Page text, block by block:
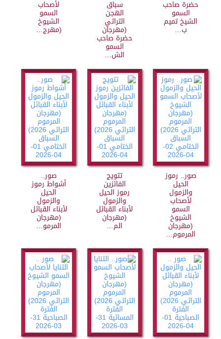
حضرة صاحب
السمو
الشيخ تميم
ب…
سباق
الهجن
التراثي
(مهرجان
حضرة صاحب
السمو
الش…
لأصحاب
السمو
الشيوخ
(مهرج…
صور.. رموز
الحيل
والزمول
لأصحاب
السمو
الشيوخ
(مهرجان
المرموم…
تتويج
الفائزين
رموز الحيل
والزمول
لأبناء القبائل
(مهرجان
الم…
صور..
أشواط رموز
الحيل
والزمول
لأبناء القبائل
(مهرجان
المرمو…